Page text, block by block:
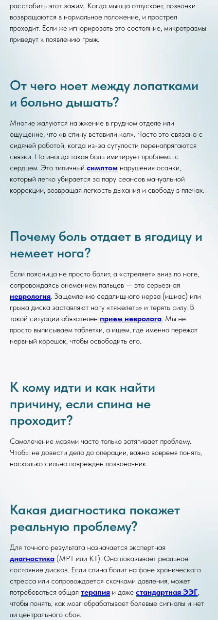
расслабить этот зажим. Когда мышца отпускает, позвонки
возвращаются в нормальное положение, и прострел
проходит. Если же игнорировать это состояние, микротравмы
приведут к появлению грыж.
От чего ноет между лопатками
и больно дышать?
Многие жалуются на жжение в грудном отделе или
ощущение, что «в спину вставили кол». Часто это связано с
сидячей работой, когда из-за сутулости перенапрягаются
связки. Но иногда такая боль имитирует проблемы с
сердцем. Это типичный симптом нарушения осанки,
который легко убирается за пару сеансов мануальной
коррекции, возвращая легкость дыхания и свободу в плечах.
Почему боль отдает в ягодицу и
немеет нога?
Если поясница не просто болит, а «стреляет» вниз по ноге,
сопровождаясь онемением пальцев — это серьезная
неврология. Защемление седалищного нерва (ишиас) или
грыжа диска заставляют ногу «тяжелеть» и терять силу. В
такой ситуации обязателен прием невролога. Мы не
просто выписываем таблетки, а ищем, где именно пережат
нервный корешок, чтобы освободить его.
К кому идти и как найти
причину, если спина не
проходит?
Самолечение мазями часто только затягивает проблему.
Чтобы не довести дело до операции, важно вовремя понять,
насколько сильно поврежден позвоночник.
Какая диагностика покажет
реальную проблему?
Для точного результата назначается экспертная
диагностика (МРТ или КТ). Она показывает реальное
состояние дисков. Если спина болит на фоне хронического
стресса или сопровождается скачками давления, может
потребоваться общая терапия и даже стандартная ЭЭГ,
чтобы понять, как мозг обрабатывает болевые сигналы и нет
ли центрального сбоя.